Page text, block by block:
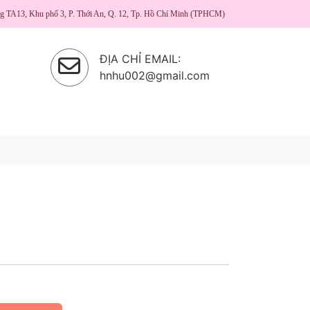
TA13, Khu phố 3, P. Thới An, Q. 12, Tp. Hồ Chí Minh (TPHCM)
ĐỊA CHỈ EMAIL:
hnhu002@gmail.com